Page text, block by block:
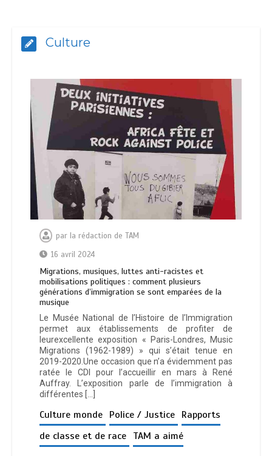
Culture
par la rédaction de TAM
16 avril 2024
Migrations, musiques, luttes anti-racistes et
mobilisations politiques : comment plusieurs
générations d’immigration se sont emparées de la
musique
Le Musée National de l’Histoire de l’Immigration
permet aux établissements de profiter de
leurexcellente exposition « Paris-Londres, Music
Migrations (1962-1989) » qui s’était tenue en
2019-2020.Une occasion que n’a évidemment pas
ratée le CDI pour l’accueillir en mars à René
Auffray. L’exposition parle de l’immigration à
différentes […]
Culture monde Police / Justice Rapports
de classe et de race TAM a aimé